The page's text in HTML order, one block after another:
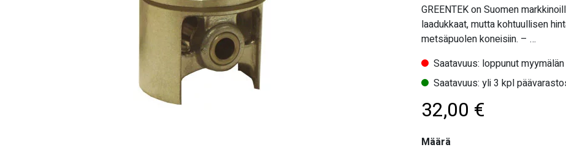
GREENTEK on Suomen
laadukkaat, mutta kohtuullisen
metsäpuolen koneisiin. – …
Saatavuus: loppunut
Saatavuus: yli 3 kpl
32,00 €
Määrä
Määrä